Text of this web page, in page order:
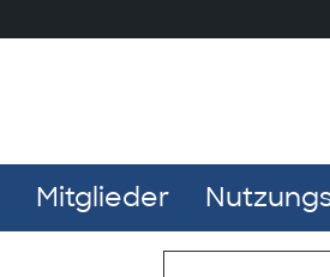
Mitglieder